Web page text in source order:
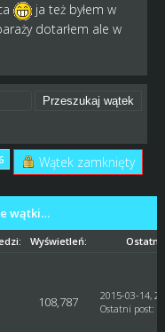
ja też byłem w
dotarłem ale w
Wątek zamknięty
wątki…
Wyświetleń: Ostatni
108,787
2015-03-14,
Ostatni post: